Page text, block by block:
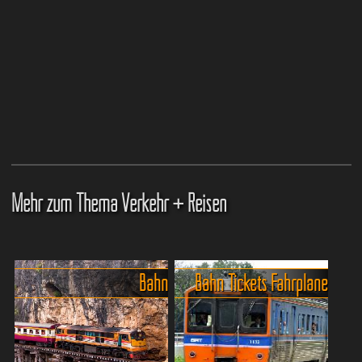
Mehr zum Thema Verkehr + Reisen
Bahn Bahn Tickets Fahrpläne